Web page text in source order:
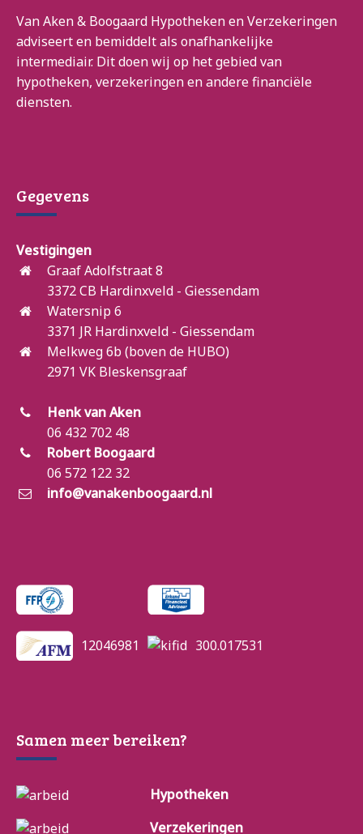
Van Aken & Boogaard Hypotheken en Verzekeringen
adviseert en bemiddelt als onafhankelijke
intermediair. Dit doen wij op het gebied van
hypotheken, verzekeringen en andere financiële
diensten.
Gegevens
Vestigingen
Graaf Adolfstraat 8
3372 CB Hardinxveld - Giessendam
Watersnip 6
3371 JR Hardinxveld - Giessendam
Melkweg 6b (boven de HUBO)
2971 VK Bleskensgraaf
Henk van Aken
06 432 702 48
Robert Boogaard
06 572 122 32
info@vanakenboogaard.nl
12046981 300.017531
Samen meer bereiken?
Hypotheken
Verzekeringen